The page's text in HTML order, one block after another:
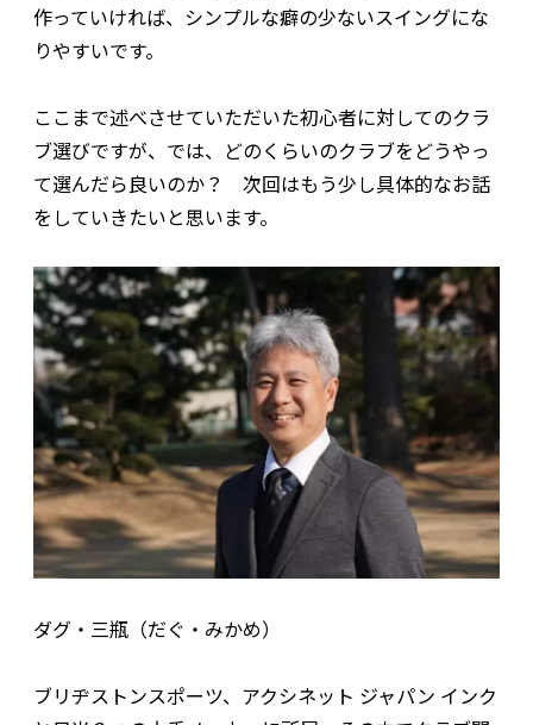
作っていければ、シンプルな癖の少ないスイングにな
りやすいです。
ここまで述べさせていただいた初心者に対してのクラ
ブ選びですが、では、どのくらいのクラブをどうやっ
て選んだら良いのか？ 次回はもう少し具体的なお話
をしていきたいと思います。
ダグ・三瓶（だぐ・みかめ）
ブリヂストンスポーツ、アクシネット ジャパン インク